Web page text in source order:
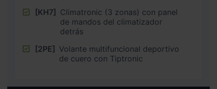
[KH7] Climatronic (3 zonas) con panel
de mandos del climatizador
detrás
[2PE] Volante multifuncional deportivo
de cuero con Tiptronic